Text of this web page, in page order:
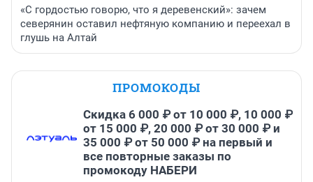
«С гордостью говорю, что я деревенский»: зачем
северянин оставил нефтяную компанию и переехал в
глушь на Алтай
ПРОМОКОДЫ
Скидка 6 000 ₽ от 10 000 ₽, 10 000 ₽
от 15 000 ₽, 20 000 ₽ от 30 000 ₽ и
35 000 ₽ от 50 000 ₽ на первый и
все повторные заказы по
промокоду НАБЕРИ